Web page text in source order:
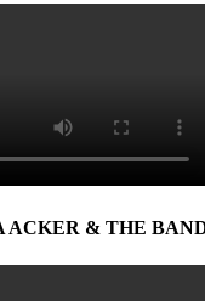
ACKER & THE